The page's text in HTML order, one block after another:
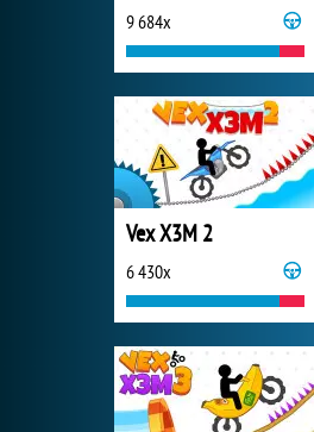
9 684x
Vex X3M 2
6 430x